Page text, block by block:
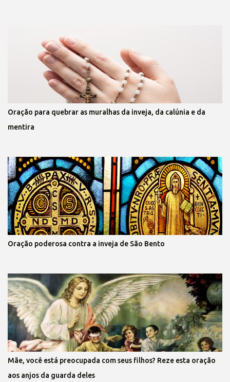
Oração para quebrar as muralhas da inveja, da calúnia e da
mentira
Oração poderosa contra a inveja de São Bento
Mãe, você está preocupada com seus filhos? Reze esta oração
aos anjos da guarda deles